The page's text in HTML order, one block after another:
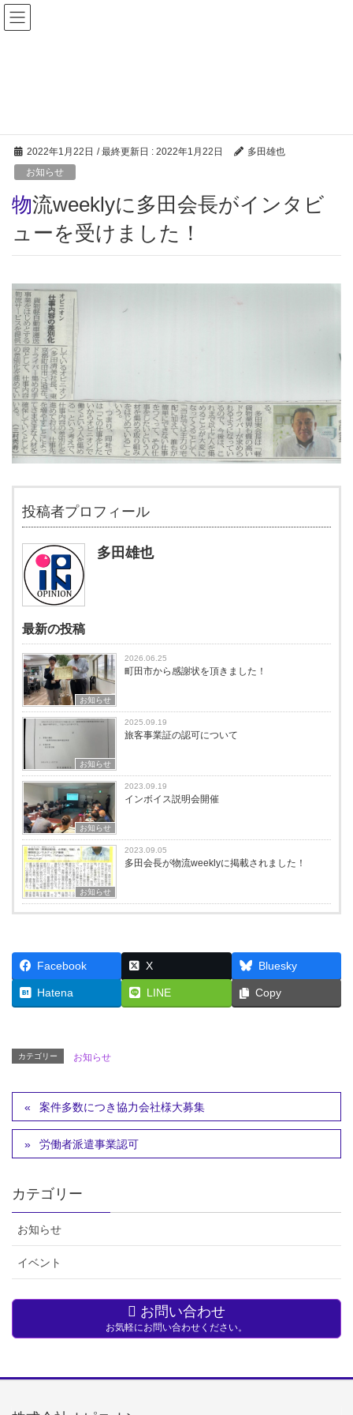
2022年1月22日 / 最終更新日 : 2022年1月22日
多田雄也
お知らせ
物流weeklyに多田会長がインタビ
ューを受けました！
投稿者プロフィール
多田雄也
最新の投稿
お知らせ
2026.06.25
町田市から感謝状を頂きました！
お知らせ
2025.09.19
旅客事業証の認可について
お知らせ
2023.09.19
インボイス説明会開催
お知らせ
2023.09.05
多田会長が物流weeklyに掲載されました！
Facebook X Bluesky
Hatena LINE Copy
カテゴリー お知らせ
案件多数につき協力会社様大募集
労働者派遣事業認可
カテゴリー
お知らせ
イベント
お問い合わせ
お気軽にお問い合わせください。